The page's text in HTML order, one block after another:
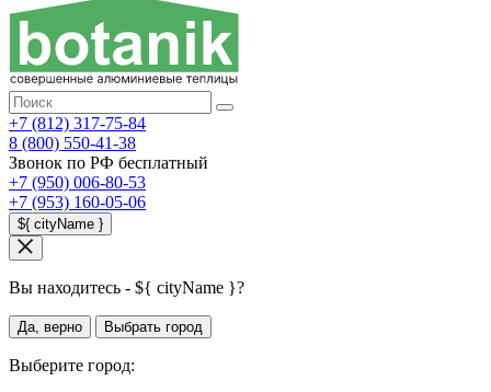
+7 (812) 317-75-84
8 (800) 550-41-38
Звонок по РФ бесплатный
+7 (950) 006-80-53
+7 (953) 160-05-06
${ cityName }
Вы находитесь - ${ cityName }?
Да, верно Выбрать город
Выберите город: